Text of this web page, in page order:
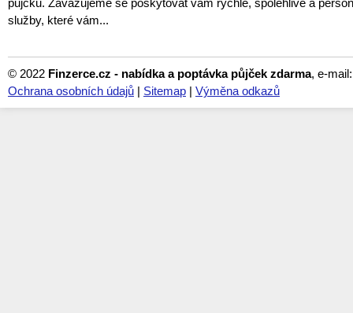
služby, které vám...
© 2022 Finzerce.cz - nabídka a poptávka půjček zdarma, e-
Ochrana osobních údajů | Sitemap | Výměna odkazů